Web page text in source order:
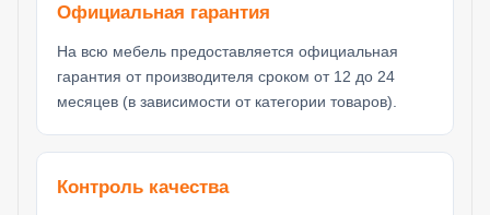
Официальная гарантия
На всю мебель предоставляется официальная
гарантия от производителя сроком от 12 до 24
месяцев (в зависимости от категории товаров).
Контроль качества